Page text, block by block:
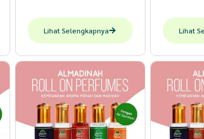
Lihat Selengkapnya Lihat